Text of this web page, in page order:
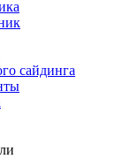
сайдинга